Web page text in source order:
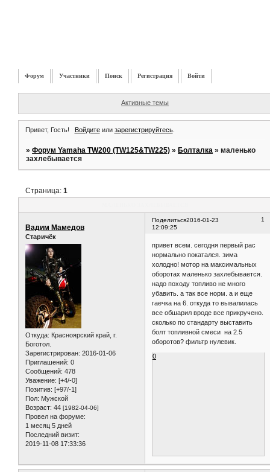
Форум Участники Поиск Регистрация Войти
Активные темы
Привет, Гость! Войдитеили зарегистрируйтесь.
»Форум Yamaha TW200 (TW125&TW225) »Болталка »маленько
захлебывается
Страница:1
Поделиться 1
2016-01-23
12:09:25
Вадим Мамедов
Старичёк
Откуда: Красноярский край, г.
Боготол.
Зарегистрирован: 2016-01-06
Приглашений: 0
Сообщений: 478
Уважение: [+4/-0]
Позитив: [+97/-1]
Пол: Мужской
Возраст: 44 [1982-04-06]
Провел на форуме:
1 месяц 5 дней
Последний визит:
2019-11-08 17:33:36
привет всем. сегодня первый рас
нормально покатался. зима
холодно! мотор на максимальных
оборотах маленько захлебывается.
надо походу топливо не много
убавить. а так все норм. а и еще
гаечка на 6. откуда то вывалилась
все обшарил вроде все прикручено.
сколько по стандарту выставить
болт топливной смеси на 2.5
оборотов? фильтр нулевик.
0